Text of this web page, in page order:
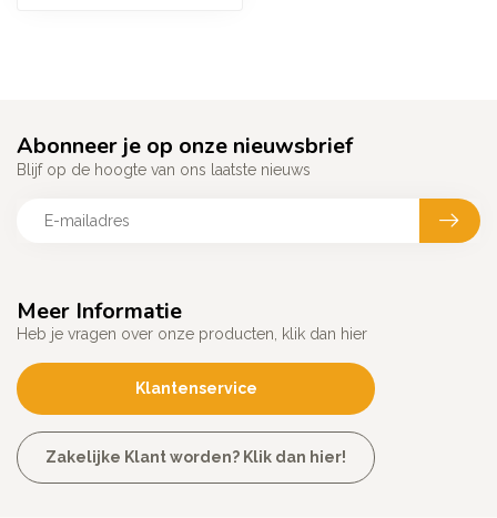
Meer Informatie
Heb je vragen over onze producten, klik dan hier
Klantenservice
Zakelijke Klant worden? Klik dan hier!
Abonneer je op onze nieuwsbrief
Blijf op de hoogte van ons laatste nieuws